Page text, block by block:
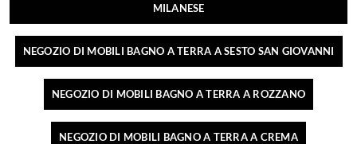
MILANESE
NEGOZIO DI MOBILI BAGNO A TERRA A SESTO SAN GIOVANNI
NEGOZIO DI MOBILI BAGNO A TERRA A ROZZANO
NEGOZIO DI MOBILI BAGNO A TERRA A CREMA